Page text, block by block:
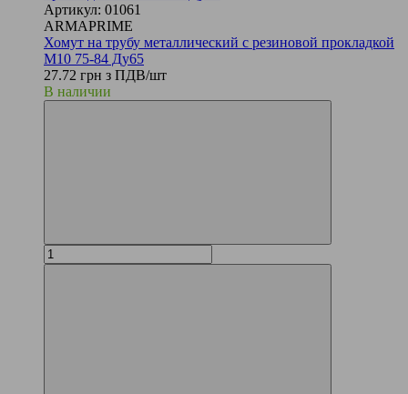
Артикул: 01061
ARMAPRIME
Хомут на трубу металлический с резиновой прокладкой
М10 75-84 Ду65
27.72 грн з ПДВ/шт
В наличии